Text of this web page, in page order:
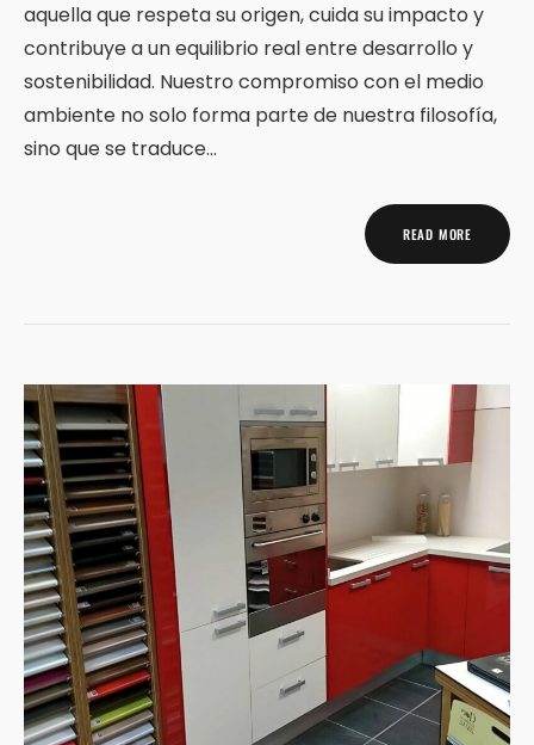
aquella que respeta su origen, cuida su impacto y
contribuye a un equilibrio real entre desarrollo y
sostenibilidad. Nuestro compromiso con el medio
ambiente no solo forma parte de nuestra filosofía,
sino que se traduce…
READ MORE